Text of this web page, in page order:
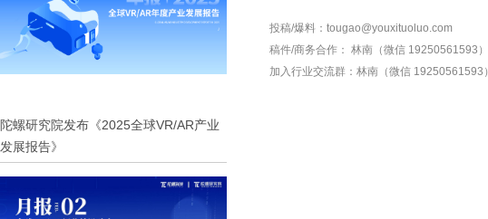
陀螺研究院发布《2025全球VR/AR产业
发展报告》
投稿/爆料：tougao@youxituoluo.com
稿件/商务合作： 林南（微信 19250561593）
加入行业交流群： 林南（微信 19250561593）